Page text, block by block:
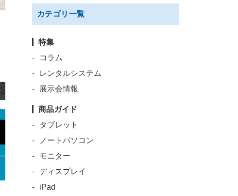
カテゴリ一覧
特集
コラム
レンタルシステム
展示会情報
商品ガイド
タブレット
ノートパソコン
モニター
ディスプレイ
iPad